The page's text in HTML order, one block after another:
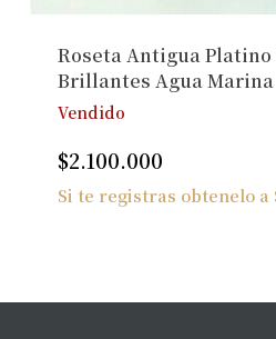
Roseta Antigua Platino
Brillantes Agua Marina
Vendido
$2.100.000
Si te registras obtenelo a